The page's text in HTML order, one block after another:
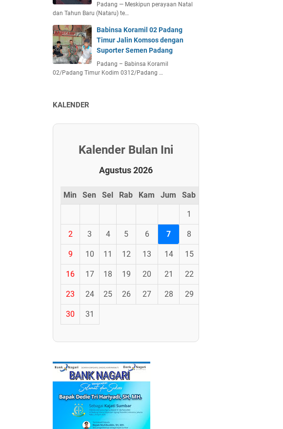
Padang — Meskipun perayaan Natal
dan Tahun Baru (Nataru) te…
Babinsa Koramil 02 Padang
Timur Jalin Komsos dengan
Suporter Semen Padang
Padang – Babinsa Koramil
02/Padang Timur Kodim 0312/Padang …
KALENDER
Kalender Bulan Ini
Agustus 2026
Min Sen Sel Rab Kam Jum Sab
1
2 3 4 5 6 7 8
9 10 11 12 13 14 15
16 17 18 19 20 21 22
23 24 25 26 27 28 29
30 31